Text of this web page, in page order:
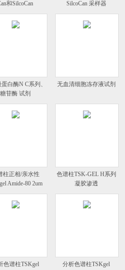
和SilcoCan
SilcoCan 采样器
白酶N C系列、
糖苷酶 试剂
无血清细胞冻存液试剂
柱正相/亲水性
Amide-80 2um
色谱柱TSK-GEL H系列
凝胶渗透
色谱柱TSKgel
分析色谱柱TSKgel